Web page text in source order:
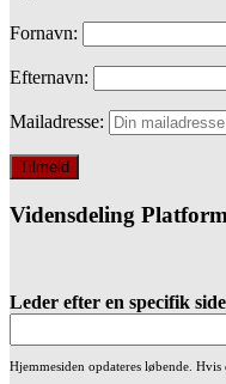
Fornavn:
Efternavn:
Mailadresse:
Vidensdeling Platform
Leder efter en specifik
Hjemmesiden opdateres løbende.